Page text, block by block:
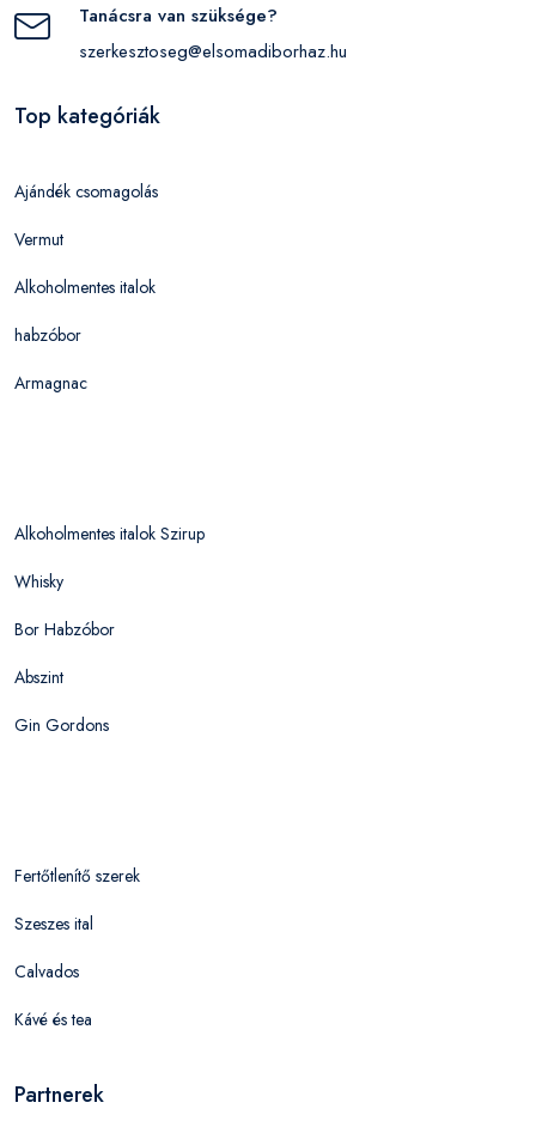
Tanácsra van szüksége?
szerkesztoseg@elsomadiborhaz.hu
Top kategóriák
Ajándék csomagolás
Vermut
Alkoholmentes italok
habzóbor
Armagnac
Alkoholmentes italok Szirup
Whisky
Bor Habzóbor
Abszint
Gin Gordons
Fertőtlenítő szerek
Szeszes ital
Calvados
Kávé és tea
Partnerek